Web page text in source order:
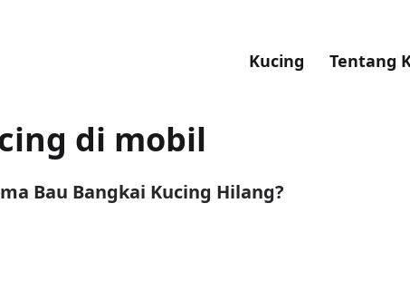
Kucing Tentang
di mobil
Bau Bangkai Kucing Hilang?